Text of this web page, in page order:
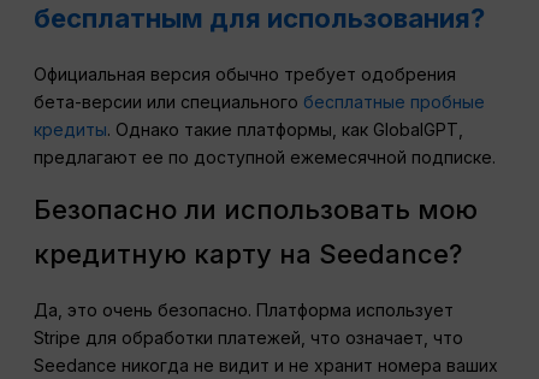
бесплатным для использования?
Официальная версия обычно требует одобрения
бета-версии или специального бесплатные пробные
кредиты. Однако такие платформы, как GlobalGPT,
предлагают ее по доступной ежемесячной подписке.
Безопасно ли использовать мою
кредитную карту на Seedance?
Да, это очень безопасно. Платформа использует
Stripe для обработки платежей, что означает, что
Seedance никогда не видит и не хранит номера ваших